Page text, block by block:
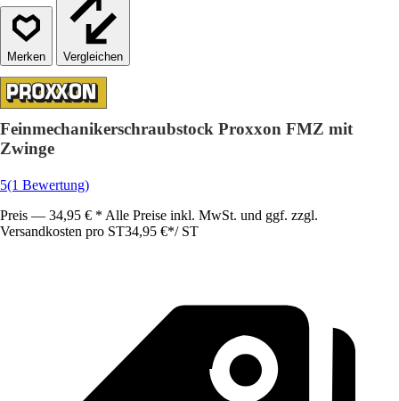
Vergleichen
Feinmechanikerschraubstock Proxxon FMZ mit
Zwinge
5(1 Bewertung)
Preis — 34,95 € * Alle Preise inkl. MwSt. und ggf. zzgl.
Versandkosten pro ST34,95 €*/ ST